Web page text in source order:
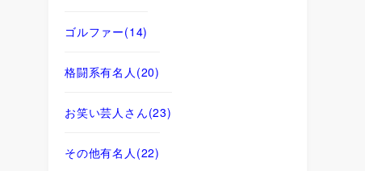
ゴルファー(14)
格闘系有名人 (20)
お笑い芸人さん(23)
その他有名人 (22)